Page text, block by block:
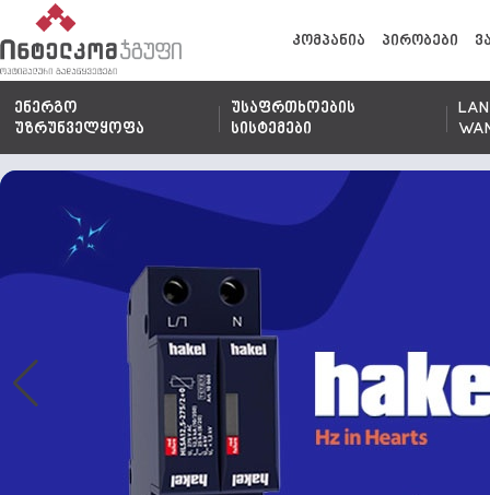
კომპანია პირობები
ენერგო
უზრუნველყოფა
უსაფრთხოების
სისტემები